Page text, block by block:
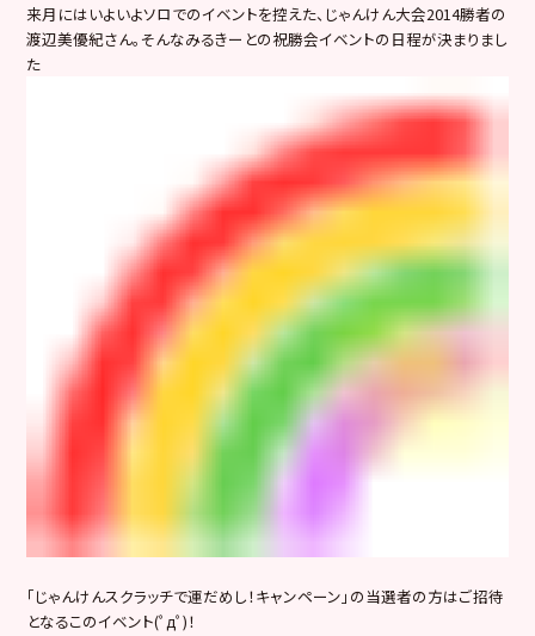
来月にはいよいよソロでのイベントを控えた、じゃんけん大会2014勝者の
渡辺美優紀さん。そんなみるきーとの祝勝会イベントの日程が決まりまし
た
「じゃんけんスクラッチで運だめし！キャンペーン」の当選者の方はご招待
となるこのイベント(ﾟдﾟ)！